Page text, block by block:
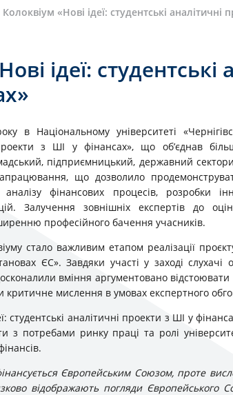
Колоквіум «Нові ідеї: студентські аналітичні
ідеї: студентські
в Національному університеті
з ШІ у фінансах», що об’єднав
підприємницький, державний
що дозволило
аналізу фінансових процесів, розробки
Залучення зовнішніх експертів до
професійного бачення учасників.
стало важливим етапом реалізації
ЄС». Завдяки участі у заході
вміння аргументовано
критичне мислення в умовах експертного
студентські аналітичні проекти з ШІ у
з потребами ринку праці та ролі
Європейським Союзом, проте
відображають погляди Європейського